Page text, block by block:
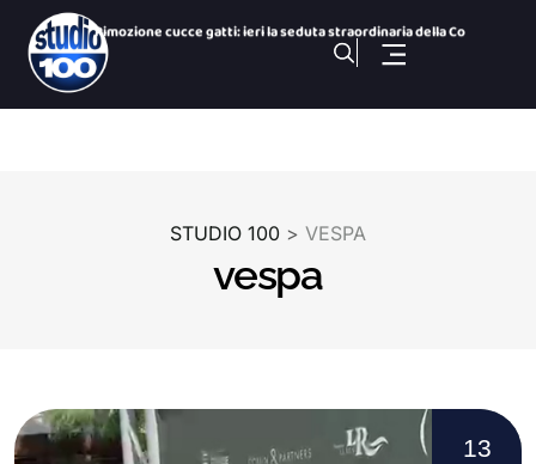
Rimozione cucce gatti: ieri la seduta straordinaria della Co
Colonie feline : parla il presidente della Commissione Ambie
San Paolo Dolphin Refuge, via libera al centro per i cetacei
100 NOTIZIE, TG H 14:00 DELL’ 8 Agosto 2026. Via Ligur
100 Sport Weekend, puntata del 7 agosto
STUDIO 100 > VESPA
vespa
13